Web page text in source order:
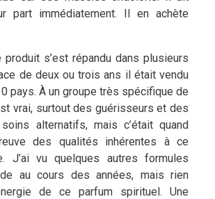
part immédiatement. Il en achète
produit s’est répandu dans plusieurs
de deux ou trois ans il était vendu
pays. À un groupe très spécifique de
vrai, surtout des guérisseurs et des
alternatifs, mais c’était quand
des qualités inhérentes à ce
J’ai vu quelques autres formules
au cours des années, mais rien
de ce parfum spirituel. Une